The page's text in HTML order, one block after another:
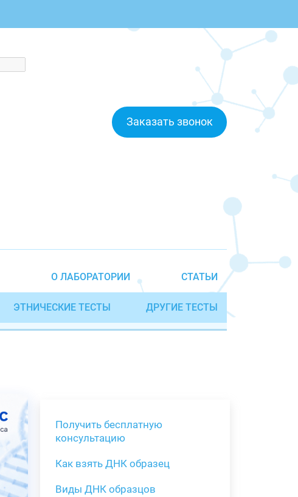
Заказать звонок
О ЛАБОРАТОРИИ СТАТЬИ
ЭТНИЧЕСКИЕ ТЕСТЫ ДРУГИЕ ТЕСТЫ
Получить бесплатную
консультацию
Как взять ДНК образец
Виды ДНК образцов